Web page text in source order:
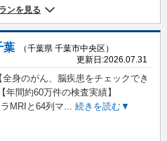
ンを見る
葉
（千葉県 千葉市中央区）
更新日:2026.07.31
全身のがん、脳疾患をチェックでき
年間約60万件の検査実績】
MRIと64列マ
続きを読む▼